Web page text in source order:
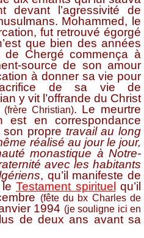
devant l’agressivité de
Mohammed, le
fut retrouvé égorgé
que bien des années
Chergé commença à
source de son amour
à donner sa vie pour
de sa vie de
y vit l’offrande du Christ
(frère Christian). Le meurtre
est en correspondance
propre travail au long
réalisé au jour le jour,
monastique à Notre-
avec les habitants
, qu’il manifeste de
Testament spirituel qu’il
(fête du bx Charles de
1994 (je souligne ici en
de deux ans avant sa